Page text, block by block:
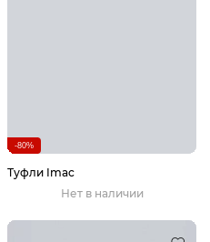
-80%
Туфли Imac
Нет в наличии